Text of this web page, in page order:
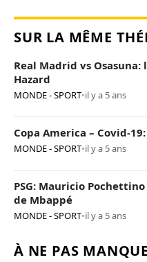
SUR LA MÊME
Real Madrid vs
Hazard
MONDE - SPORT•il y a 5 ans
Copa America – Covid-
MONDE - SPORT•il y a 5 ans
PSG: Mauricio
de Mbappé
MONDE - SPORT•il y a 5 ans
À NE PAS